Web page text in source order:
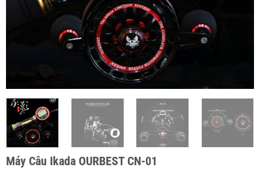
Máy Câu Ikada OURBEST CN-01